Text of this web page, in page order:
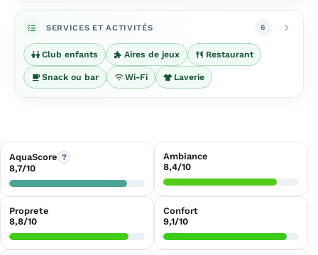
SERVICES ET ACTIVITÉS 6
Club enfants Aires de jeux Restaurant
Snack ou bar Wi-Fi Laverie
AquaScore ?
8,7/10
Ambiance
8,4/10
Proprete
8,8/10
Confort
9,1/10